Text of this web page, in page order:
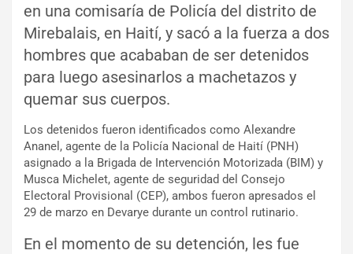
en una comisaría de Policía del distrito de
Mirebalais, en Haití, y sacó a la fuerza a dos
hombres que acababan de ser detenidos
para luego asesinarlos a machetazos y
quemar sus cuerpos.
Los detenidos fueron identificados como Alexandre
Ananel, agente de la Policía Nacional de Haití (PNH)
asignado a la Brigada de Intervención Motorizada (BIM) y
Musca Michelet, agente de seguridad del Consejo
Electoral Provisional (CEP), ambos fueron apresados el
29 de marzo en Devarye durante un control rutinario.
En el momento de su detención, les fue